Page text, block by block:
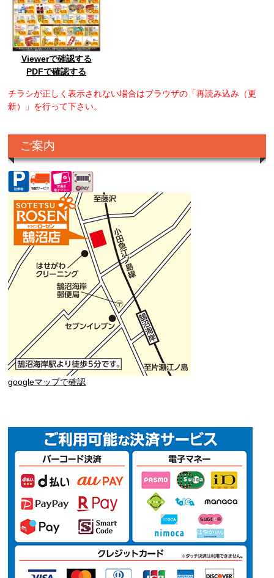
Viewerで確認する
PDFで確認する
チラシが正しく表示されない場合はブラウザの「再読み込み（更
新）」を行って下さい。
ご案内
googleマップで確認